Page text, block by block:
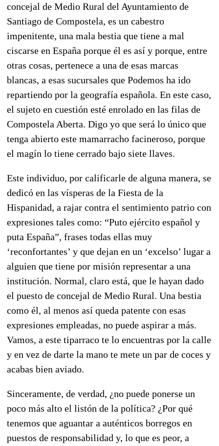
concejal de Medio Rural del Ayuntamiento de
Santiago de Compostela, es un cabestro
impenitente, una mala bestia que tiene a mal
ciscarse en España porque él es así y porque, entre
otras cosas, pertenece a una de esas marcas
blancas, a esas sucursales que Podemos ha ido
repartiendo por la geografía española. En este caso,
el sujeto en cuestión esté enrolado en las filas de
Compostela Aberta. Digo yo que será lo único que
tenga abierto este mamarracho facineroso, porque
el magín lo tiene cerrado bajo siete llaves.
Este individuo, por calificarle de alguna manera, se
dedicó en las vísperas de la Fiesta de la
Hispanidad, a rajar contra el sentimiento patrio con
expresiones tales como: “Puto ejército español y
puta España”, frases todas ellas muy
‘reconfortantes’ y que dejan en un ‘excelso’ lugar a
alguien que tiene por misión representar a una
institución. Normal, claro está, que le hayan dado
el puesto de concejal de Medio Rural. Una bestia
como él, al menos así queda patente con esas
expresiones empleadas, no puede aspirar a más.
Vamos, a este tiparraco te lo encuentras por la calle
y en vez de darte la mano te mete un par de coces y
acabas bien aviado.
Sinceramente, de verdad, ¿no puede ponerse un
poco más alto el listón de la política? ¿Por qué
tenemos que aguantar a auténticos borregos en
puestos de responsabilidad y, lo que es peor, a